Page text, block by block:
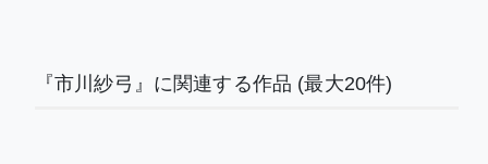
『市川紗弓』に関連する作品 (最大20件)